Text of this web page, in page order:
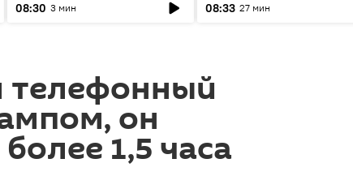
08:30 3 мин
08:33 27 мин
телефонный
он
1,5 часа